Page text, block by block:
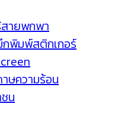
สายพกพา
พิมพ์สติกเกอร์
ษความร้อน
น